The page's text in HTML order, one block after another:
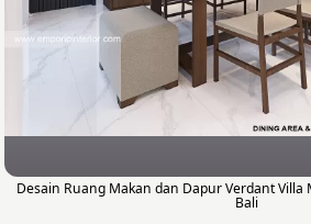
Desain Ruang Makan dan Dapur Verdant Villa
Bali